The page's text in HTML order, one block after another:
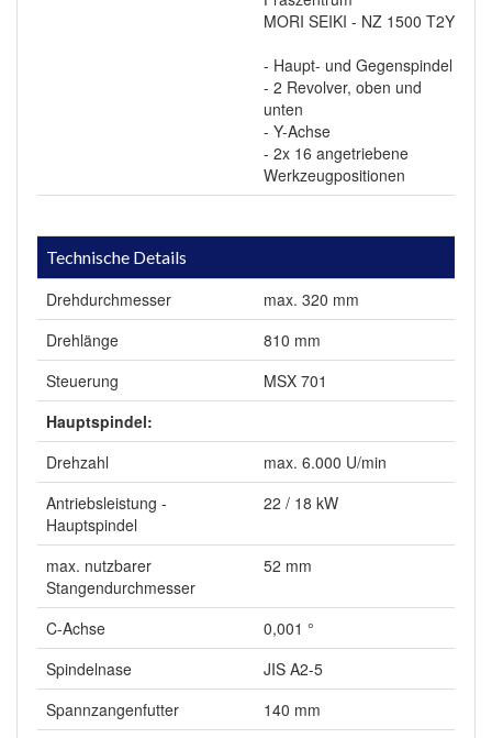
MORI SEIKI - NZ 1500 T2Y
- Haupt- und Gegenspindel
- 2 Revolver, oben und
unten
- Y-Achse
- 2x 16 angetriebene
Werkzeugpositionen
Technische Details
Drehdurchmesser
max. 320 mm
Drehlänge
810 mm
Steuerung
MSX 701
Hauptspindel:
Drehzahl
max. 6.000 U/min
Antriebsleistung -
Hauptspindel
22 / 18 kW
max. nutzbarer
Stangendurchmesser
52 mm
C-Achse
0,001 °
Spindelnase
JIS A2-5
Spannzangenfutter
140 mm